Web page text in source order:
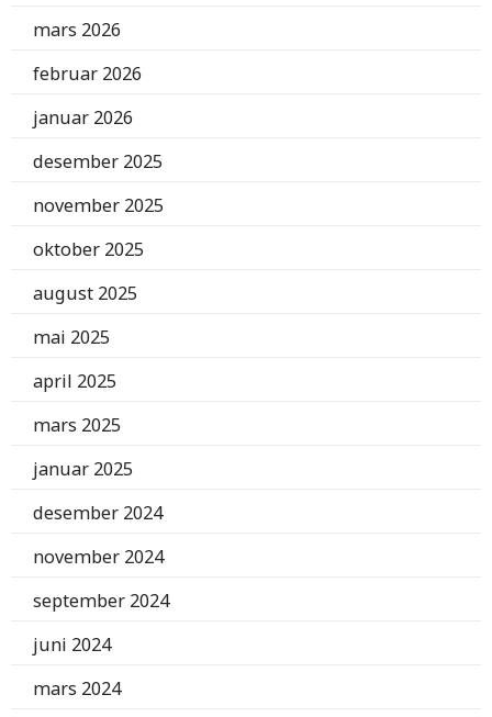
mars 2026
februar 2026
januar 2026
desember 2025
november 2025
oktober 2025
august 2025
mai 2025
april 2025
mars 2025
januar 2025
desember 2024
november 2024
september 2024
juni 2024
mars 2024